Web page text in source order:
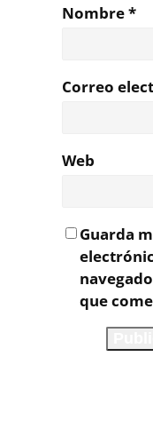
Nombre*
Correo
Web
Guarda
que